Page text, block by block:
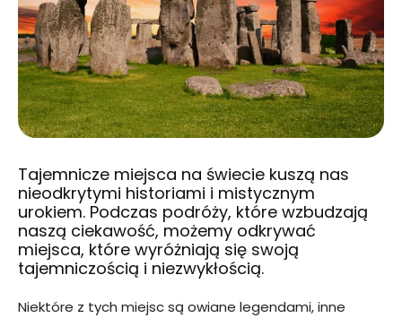
Tajemnicze miejsca na świecie kuszą nas
nieodkrytymi historiami i mistycznym
urokiem. Podczas podróży, które wzbudzają
naszą ciekawość, możemy odkrywać
miejsca, które wyróżniają się swoją
tajemniczością i niezwykłością.
Niektóre z tych miejsc są owiane legendami, inne